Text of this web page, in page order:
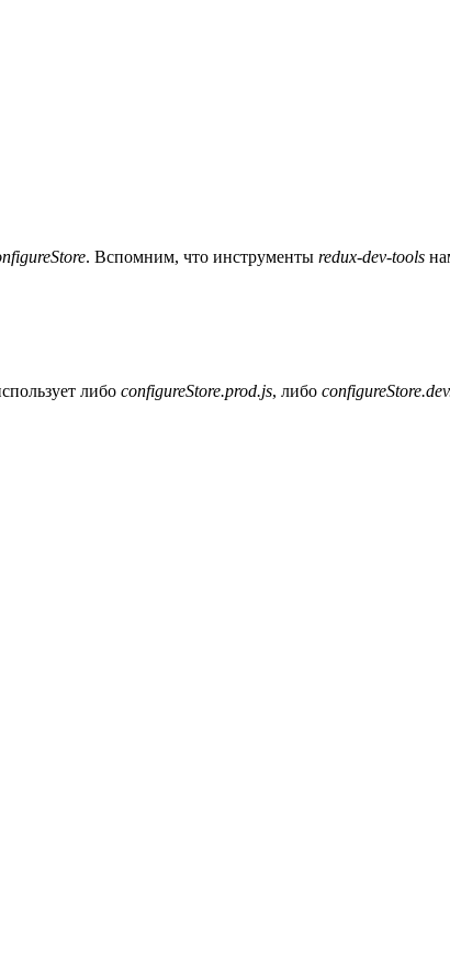
. Вспомним, что инструменты redux-dev-tools
либо configureStore.prod.js, либо